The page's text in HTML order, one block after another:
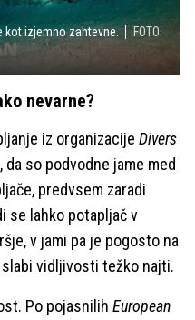
kot izjemno zahtevne.
FOTO:
nevarne?
iz organizacije Divers
da so podvodne jame med
predvsem zaradi
se lahko potapljač v
v jami pa je pogosto na
vidljivosti težko najti.
Po pojasnilih European